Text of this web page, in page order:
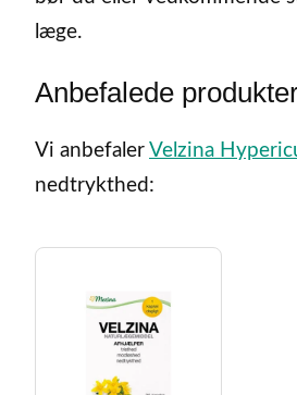
læge.
Anbefalede
Vi anbefaler Velzina
nedtrykthed: